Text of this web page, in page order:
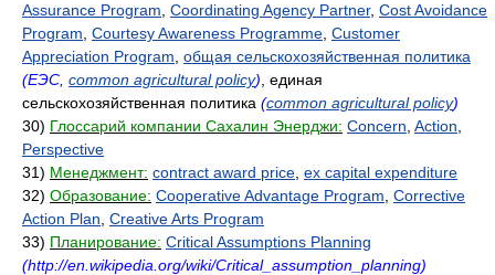
Assurance Program Coordinating Agency Partner, Cost Avoidance
Program Courtesy Awareness Programme Customer
Appreciation Program общая сельскохозяйственная политика
(ЕЭС, common agricultural policy) , единая
сельскохозяйственная политика (common agricultural policy)
30) Глоссарий компании Сахалин Энерджи: Concern Action
Perspective
31) Менеджмент: contract award price ex capital expenditure
32) Образование: Cooperative Advantage Program Corrective
Action Plan Creative Arts Program
33) Планирование: Critical Assumptions Planning
(http://en.wikipedia.org/wiki/Critical_assumption_planning)